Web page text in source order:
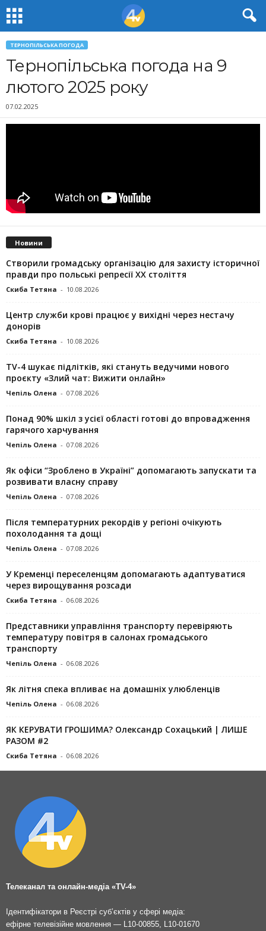
ТЕРНОПІЛЬСЬКА ПОГОДА
Тернопільська погода на 9
лютого 2025 року
07.02.2025
Новини
Створили громадську організацію для захисту історичної
правди про польські репресії ХХ століття
Скиба Тетяна - 10.08.2026
Центр служби крові працює у вихідні через нестачу
донорів
Скиба Тетяна - 10.08.2026
TV-4 шукає підлітків, які стануть ведучими нового
проєкту «Злий чат: Вижити онлайн»
Чепіль Олена - 07.08.2026
Понад 90% шкіл з усієї області готові до впровадження
гарячого харчування
Чепіль Олена - 07.08.2026
Як офіси “Зроблено в Україні” допомагають запускaти та
розвивати власну справу
Чепіль Олена - 07.08.2026
Після температурних рекордів у регіоні очікують
похолодання та дощі
Чепіль Олена - 07.08.2026
У Кременці переселенцям допомагають адаптуватися
через вирощування розсади
Скиба Тетяна - 06.08.2026
Представники управління транспорту перевіряють
температуру повітря в салонах громадського
транспорту
Чепіль Олена - 06.08.2026
Як літня спека впливає на домашніх улюбленців
Чепіль Олена - 06.08.2026
ЯК КЕРУВАТИ ГРОШИМА? Олександр Сохацький | ЛИШЕ
РАЗОМ #2
Скиба Тетяна - 06.08.2026
Телеканал та онлайн-медіа «TV-4»
Ідентифікатори в Реєстрі суб’єктів у сфері медіа:
ефірне телевізійне мовлення — L10-00855, L10-01670